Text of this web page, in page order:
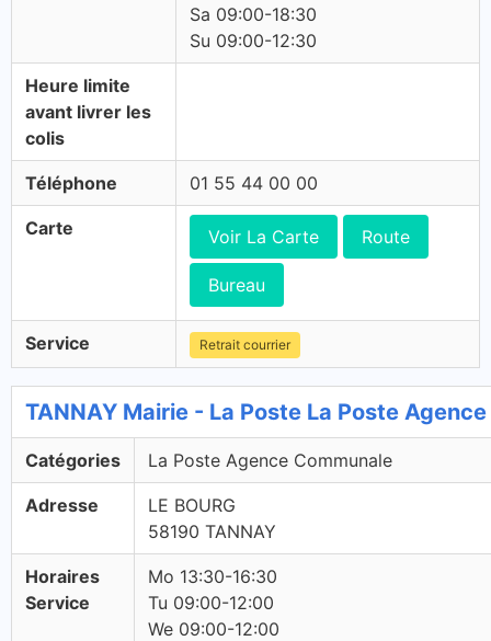
Sa 09:00-18:30
Su 09:00-12:30
Heure limite
avant livrer les
colis
Téléphone 01 55 44 00 00
Carte Voir La Carte Route
Bureau
Service Retrait courrier
TANNAY Mairie - La Poste La Poste
Catégories La Poste Agence Communale
Adresse
LE BOURG
58190 TANNAY
Horaires
Service
Mo 13:30-16:30
Tu 09:00-12:00
We 09:00-12:00